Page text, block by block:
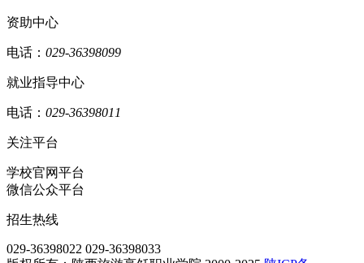
资助中心
电话： 029-36398099
就业指导中心
电话： 029-36398011
关注平台
学校官网平台
微信公众平台
招生热线
029-36398022 029-36398033